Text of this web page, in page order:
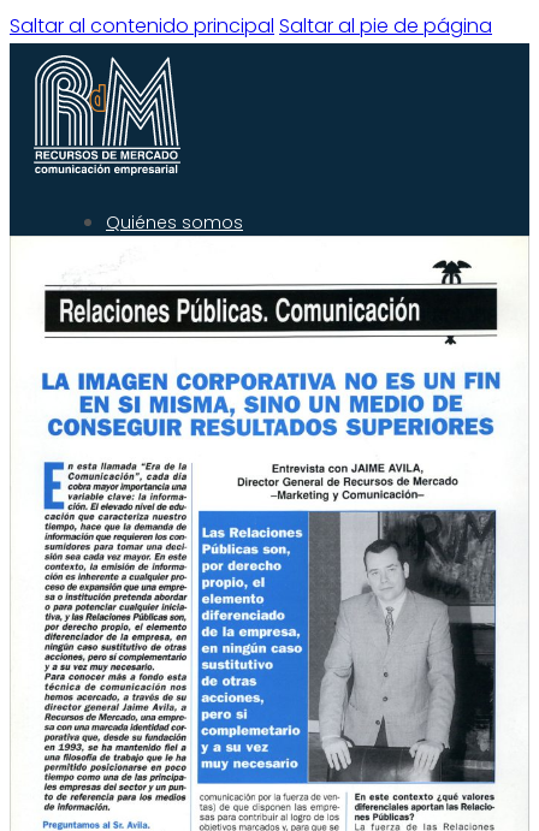
Saltar al contenido principal Saltar al pie de página
Quiénes somos
Experiencia
Servicios
Blog
Contacto
Quiénes Somos
Qué Hacemos
Experiencia
Servicios
Clientes
Blog
Contacto